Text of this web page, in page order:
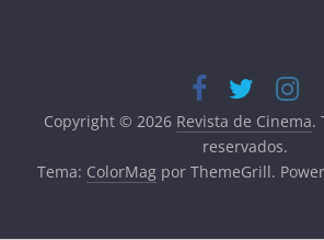
Copyright © 2026 Revista de Cinema.
reservados.
Tema: ColorMagpor ThemeGrill.